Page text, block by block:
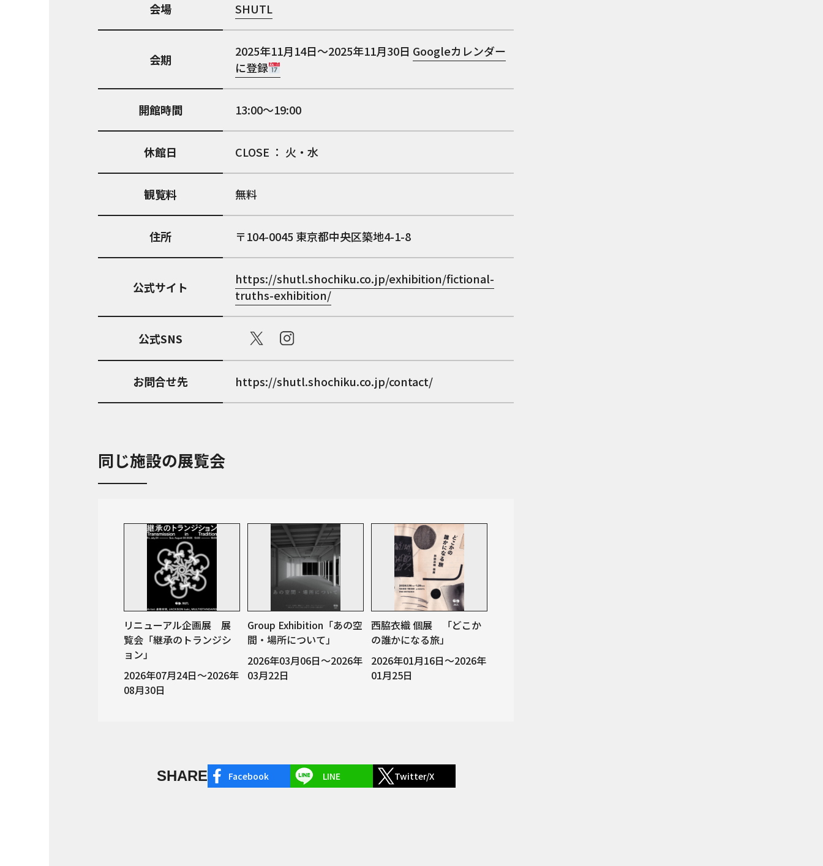
会場 SHUTL
会期
2025年11月14日～2025年11月30日 Googleカレンダー
に登録
開館時間 13:00〜19:00
休館日 CLOSE ： 火・水
観覧料 無料
住所 104-0045 東京都中央区築地4-1-8
公式サイト
https://shutl.shochiku.co.jp/exhibition/fictional-
truths-exhibition/
公式SNS
お問合せ先 https://shutl.shochiku.co.jp/contact/
同じ施設の展覧会
リニューアル企画展 展
覧会「継承のトランジシ
ョン」
2026年07月24日～2026年
08月30日
Group Exhibition「あの空
間・場所について」
2026年03月06日～2026年
03月22日
西脇衣織 個展 「どこか
の誰かになる旅」
2026年01月16日～2026年
01月25日
SHARE Facebook LINE Twitter/X